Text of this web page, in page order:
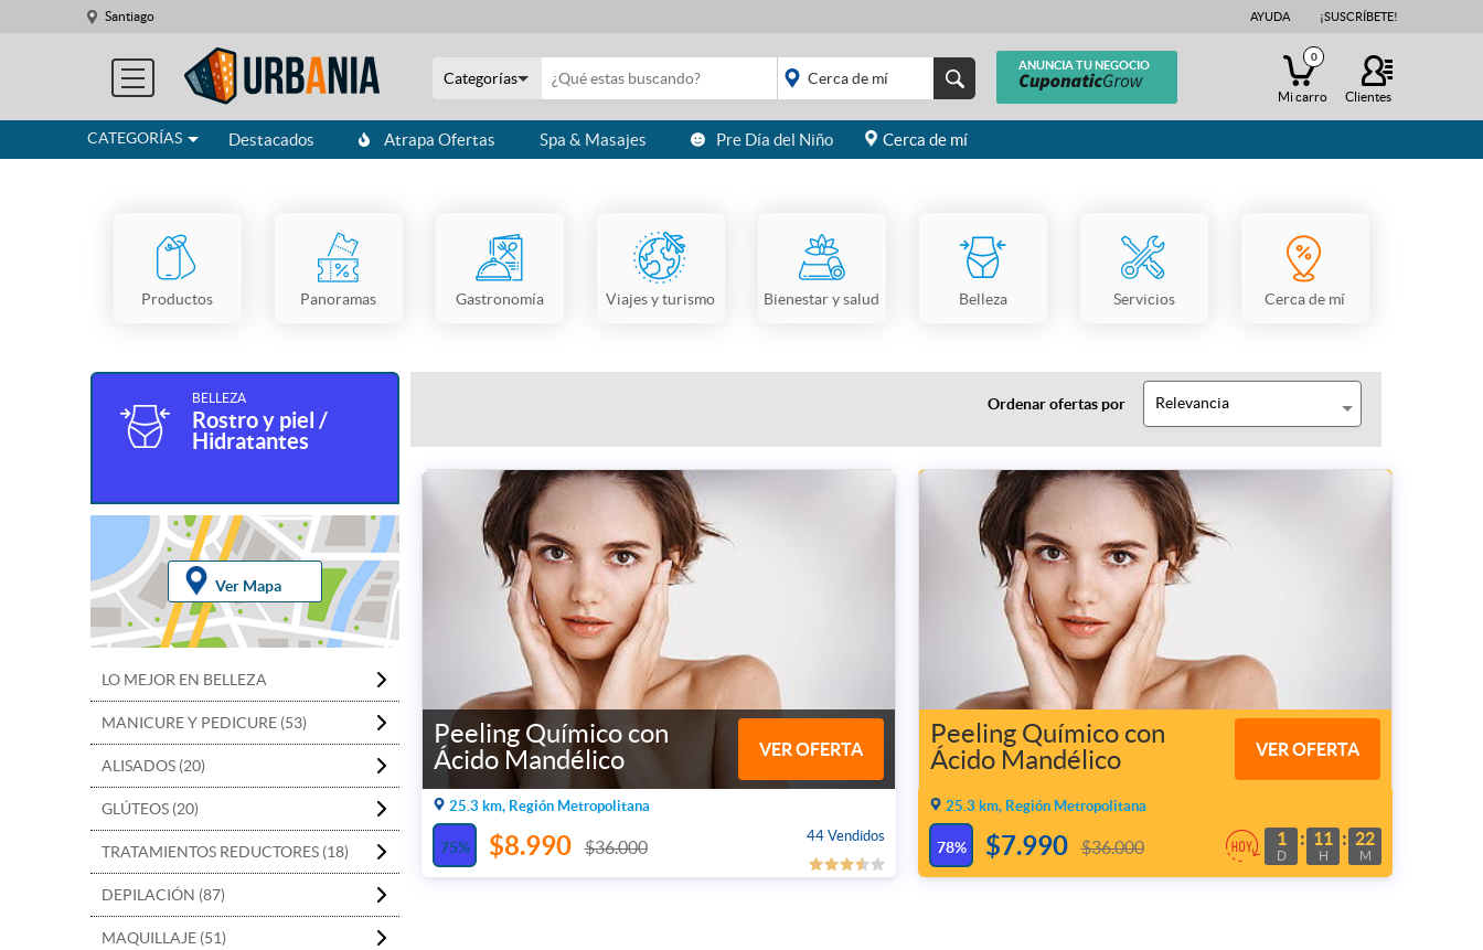
Santiago AYUDA ¡SUSCRÍBETE!
CATEGORÍAS
ANUNCIA TU NEGOCIO
Clientes
Categorías
placeholder="Todo el
0
Mi carro
Destacados Atrapa Ofertas Spa & Masajes Pre Día del Niño Cerca de mí
Productos Panoramas Gastronomía Viajes y turismo Bienestar y salud Belleza Servicios Cerca de mí
BELLEZA
Rostro y piel /
Hidratantes
Ver Mapa
LO MEJOR EN BELLEZA
MANICURE Y PEDICURE (53)
ALISADOS (20)
GLÚTEOS (20)
TRATAMIENTOS REDUCTORES (18)
DEPILACIÓN (87)
MAQUILLAJE (51)
Ordenar ofertas por Relevancia
Peeling Químico con
Ácido Mandélico
VER OFERTA
25.3 km, Región Metropolitana
75%
44 Vendidos
$8.990 $36.000
Peeling Químico con
Ácido Mandélico
VER OFERTA
25.3 km, Región Metropolitana
78% 1
D
11
H
22
M
$7.990 $36.000